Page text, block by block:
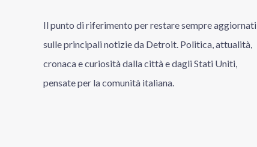
Il punto di riferimento per restare sempre aggiornati
sulle principali notizie da Detroit. Politica, attualità,
cronaca e curiosità dalla città e dagli Stati Uniti,
pensate per la comunità italiana.